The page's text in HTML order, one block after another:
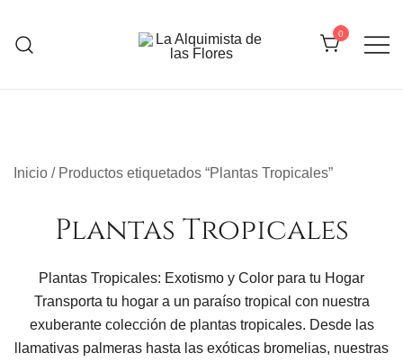
contenido
0
Inicio / Productos etiquetados “Plantas Tropicales”
Plantas Tropicales
Plantas Tropicales: Exotismo y Color para tu Hogar
Transporta tu hogar a un paraíso tropical con nuestra
exuberante colección de plantas tropicales. Desde las
llamativas palmeras hasta las exóticas bromelias, nuestras